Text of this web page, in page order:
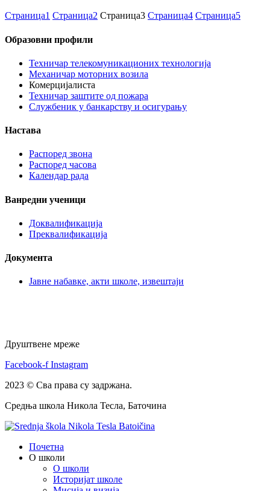
Страница1 Страница2 Страница3 Страница4 Страница5
Образовни профили
Техничар телекомуникационих технологија
Механичар моторних возила
Комерцијалиста
Техничар заштите од пожара
Службеник у банкарству и осигурању
Настава
Распоред звона
Распоред часова
Календар рада
Ванредни ученици
Доквалификација
Преквалификација
Документа
Јавне набавке, акти школе, извештаји
Друштвене мреже
Facebook-f Instagram
2023 © Сва права су задржана.
Средња школа Никола Тесла, Баточина
Почетна
О школи
О школи
Историјат школе